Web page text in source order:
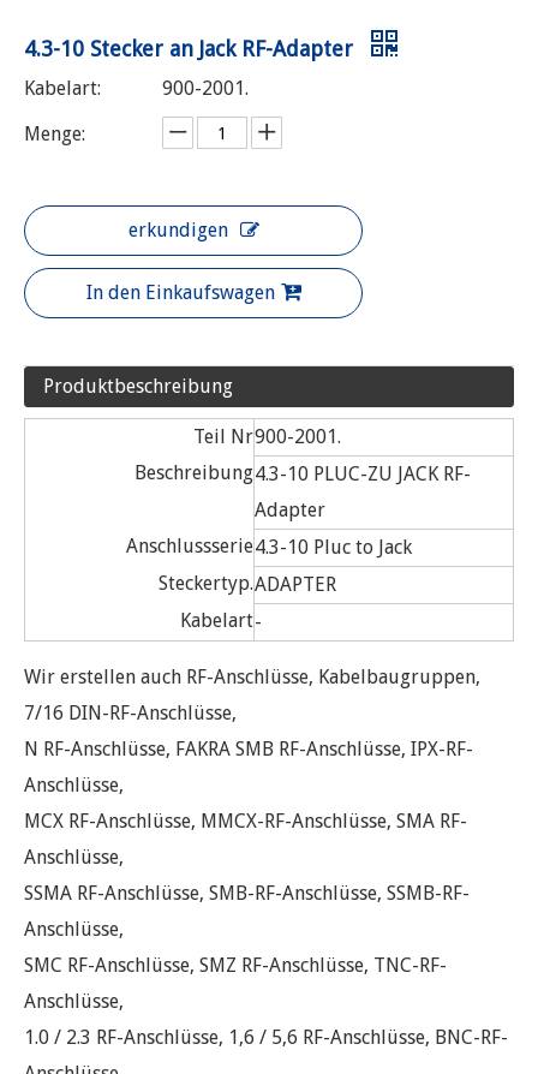
4.3-10 Stecker an Jack RF-Adapter
Kabelart:
900-2001.
Menge:
erkundigen
In den Einkaufswagen
Produktbeschreibung
Teil Nr900-2001.
Beschreibung4.3-10 PLUC-ZU JACK RF-
Adapter
Anschlussserie4.3-10 Pluc to Jack
Steckertyp.ADAPTER
Kabelart-
Wir erstellen auch RF-Anschlüsse, Kabelbaugruppen,
7/16 DIN-RF-Anschlüsse,
N RF-Anschlüsse, FAKRA SMB RF-Anschlüsse, IPX-RF-
Anschlüsse,
MCX RF-Anschlüsse, MMCX-RF-Anschlüsse, SMA RF-
Anschlüsse,
SSMA RF-Anschlüsse, SMB-RF-Anschlüsse, SSMB-RF-
Anschlüsse,
SMC RF-Anschlüsse, SMZ RF-Anschlüsse, TNC-RF-
Anschlüsse,
1.0 / 2.3 RF-Anschlüsse, 1,6 / 5,6 RF-Anschlüsse, BNC-RF-